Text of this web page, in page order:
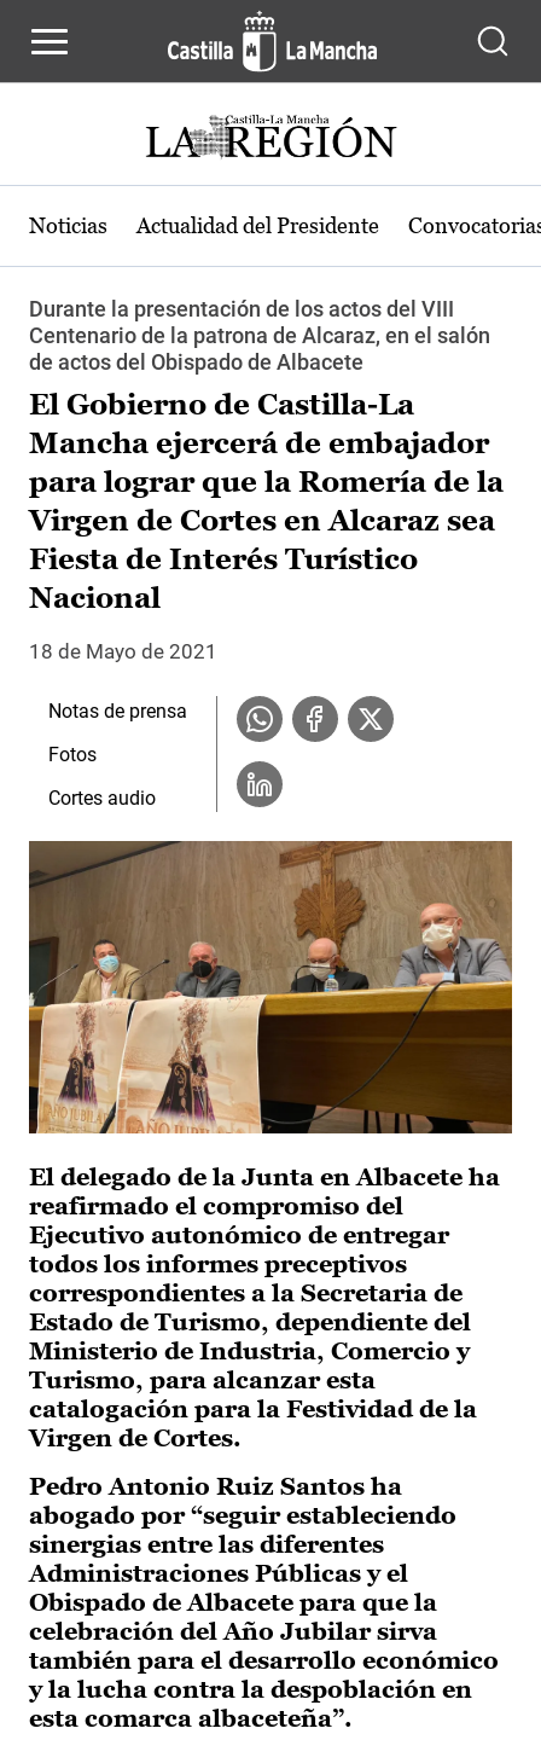
Noticias Actualidad del Presidente
Durante la presentación de los actos del VIII
Centenario de la patrona de Alcaraz, en el salón
de actos del Obispado de Albacete
El Gobierno de Castilla-La
Mancha ejercerá de embajador
para lograr que la Romería de la
Virgen de Cortes en Alcaraz sea
Fiesta de Interés Turístico
Nacional
18 de Mayo de 2021
El delegado de la Junta en Albacete ha
reafirmado el compromiso del
Ejecutivo autonómico de entregar
todos los informes preceptivos
correspondientes a la Secretaria de
Estado de Turismo, dependiente del
Ministerio de Industria, Comercio y
Turismo, para alcanzar esta
catalogación para la Festividad de la
Virgen de Cortes.
Pedro Antonio Ruiz Santos ha
abogado por “seguir estableciendo
sinergias entre las diferentes
Administraciones Públicas y el
Obispado de Albacete para que la
celebración del Año Jubilar sirva
también para el desarrollo económico
y la lucha contra la despoblación en
esta comarca albaceteña”.
Notas de prensa
Fotos
Cortes audio